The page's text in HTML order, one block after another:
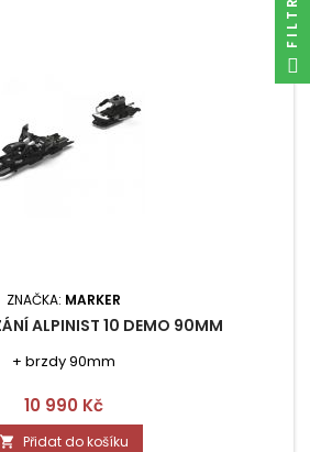
ZNAČKA: MARKER
ALPINIST 10 DEMO 90MM
+ brzdy 90mm
Cena
10 990 Kč
 Přidat do košíku